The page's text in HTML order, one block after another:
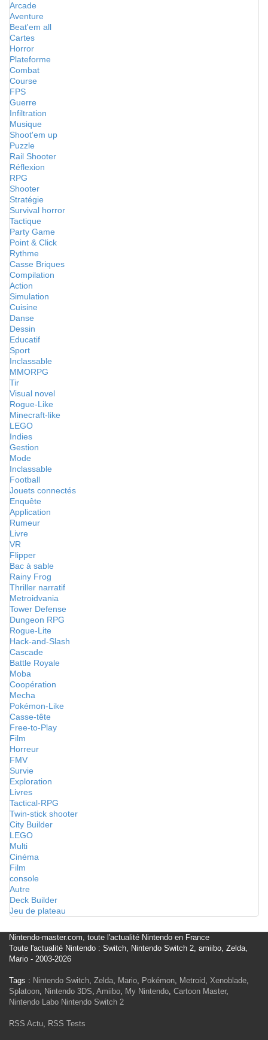
Arcade
Aventure
Beat'em all
Cartes
Horror
Plateforme
Combat
Course
FPS
Guerre
Infiltration
Musique
Shoot'em up
Puzzle
Rail Shooter
Réflexion
RPG
Shooter
Stratégie
Survival horror
Tactique
Party Game
Point & Click
Rythme
Casse Briques
Compilation
Action
Simulation
Cuisine
Danse
Dessin
Educatif
Sport
Inclassable
MMORPG
Tir
Visual novel
Rogue-Like
Minecraft-like
LEGO
Indies
Gestion
Mode
Inclassable
Football
Jouets connectés
Enquête
Application
Rumeur
Livre
VR
Flipper
Bac à sable
Rainy Frog
Thriller narratif
Metroidvania
Tower Defense
Dungeon RPG
Rogue-Lite
Hack-and-Slash
Cascade
Battle Royale
Moba
Coopération
Mecha
Pokémon-Like
Casse-tête
Free-to-Play
Film
Horreur
FMV
Survie
Exploration
Livres
Tactical-RPG
Twin-stick shooter
City Builder
LEGO
Multi
Cinéma
Film
console
Autre
Deck Builder
Jeu de plateau
Nintendo-master.com, toute l'actualité Nintendo en France
Toute l'actualité Nintendo : Switch, Nintendo Switch 2, amiibo, Zelda,
Mario - 2003-2026
Tags : Nintendo Switch, Zelda, Mario, Pokémon, Metroid, Xenoblade,
Splatoon, Nintendo 3DS, Amiibo, My Nintendo, Cartoon Master,
Nintendo Labo Nintendo Switch 2
RSS Actu, RSS Tests